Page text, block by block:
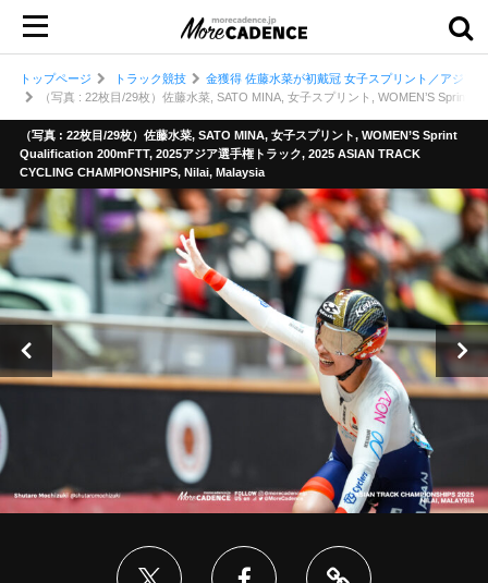
トップページ トラック競技
金獲得 佐藤水菜が初戴冠 女子スプリント／アジア
（写真 : 22枚目/29枚）佐藤水菜, SATO MINA, 女子スプリント, WOMEN’S Sprint
（写真 : 22枚目/29枚）佐藤水菜, SATO MINA, 女子スプリント, WOMEN’S Sprint
Qualification 200mFTT, 2025アジア選手権トラック, 2025 ASIAN TRACK
CYCLING CHAMPIONSHIPS, Nilai, Malaysia